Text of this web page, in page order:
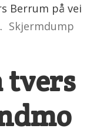
Berrum på vei
Skjermdump
tvers